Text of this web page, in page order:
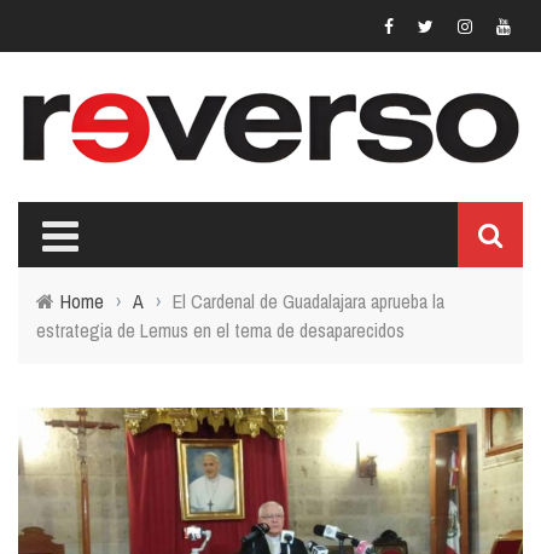
Home › A › El Cardenal de Guadalajara aprueba la
estrategia de Lemus en el tema de desaparecidos